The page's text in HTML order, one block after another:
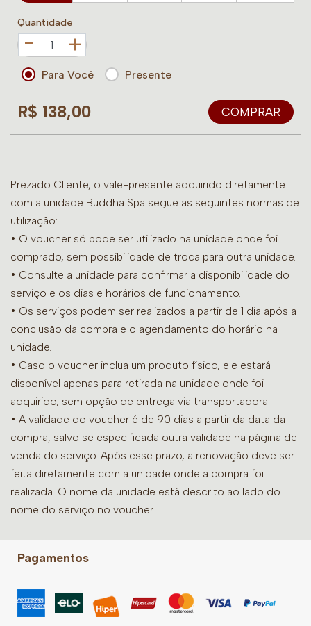
Quantidade
+
Para Você Presente
R$ 138,00 COMPRAR
Prezado Cliente, o vale-presente adquirido diretamente
com a unidade Buddha Spa segue as seguintes normas de
utilização:
• O voucher só pode ser utilizado na unidade onde foi
comprado, sem possibilidade de troca para outra unidade.
• Consulte a unidade para confirmar a disponibilidade do
serviço e os dias e horários de funcionamento.
• Os serviços podem ser realizados a partir de 1 dia após a
conclusão da compra e o agendamento do horário na
unidade.
• Caso o voucher inclua um produto físico, ele estará
disponível apenas para retirada na unidade onde foi
adquirido, sem opção de entrega via transportadora.
• A validade do voucher é de 90 dias a partir da data da
compra, salvo se especificada outra validade na página de
venda do serviço. Após esse prazo, a renovação deve ser
feita diretamente com a unidade onde a compra foi
realizada. O nome da unidade está descrito ao lado do
nome do serviço no voucher.
Pagamentos